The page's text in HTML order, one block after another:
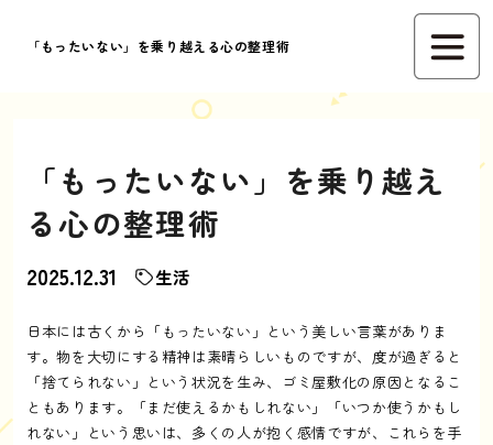
「もったいない」を乗り越える心の整理術
「もったいない」を乗り越え
る心の整理術
2025.12.31 生活
日本には古くから「もったいない」という美しい言葉がありま
す。物を大切にする精神は素晴らしいものですが、度が過ぎると
「捨てられない」という状況を生み、ゴミ屋敷化の原因となるこ
ともあります。「まだ使えるかもしれない」「いつか使うかもし
れない」という思いは、多くの人が抱く感情ですが、これらを手